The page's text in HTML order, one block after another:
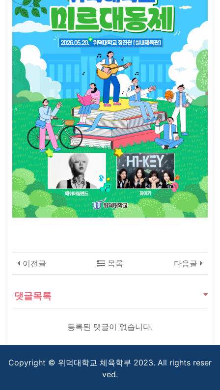
이전글 다음글
목록
댓글목록
등록된 댓글이 없습니다.
Copyright © 위덕대학교 체육학부 2023. All rights reser
ved.